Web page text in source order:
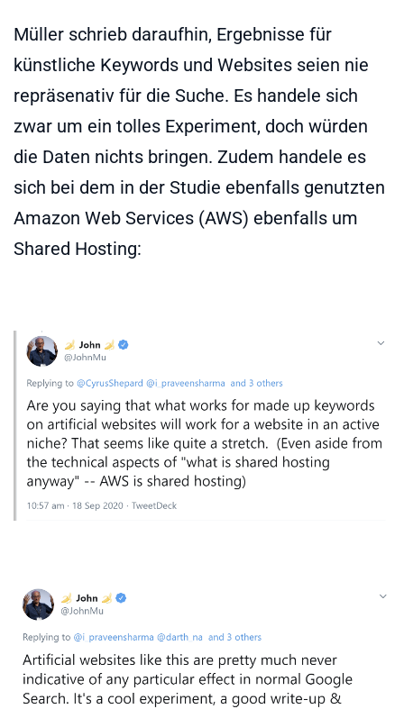
Müller schrieb daraufhin, Ergebnisse für
künstliche Keywords und Websites seien nie
repräsenativ für die Suche. Es handele sich
zwar um ein tolles Experiment, doch würden
die Daten nichts bringen. Zudem handele es
sich bei dem in der Studie ebenfalls genutzten
Amazon Web Services (AWS) ebenfalls um
Shared Hosting: